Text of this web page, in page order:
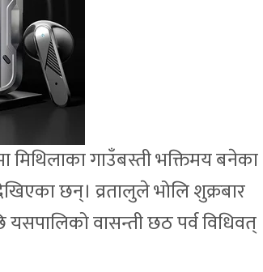
मिथिलाका गाउँबस्ती भक्तिमय बनेका
छन्। व्रतालुले भोलि शुक्रबार
यसपालिको वासन्ती छठ पर्व विधिवत्